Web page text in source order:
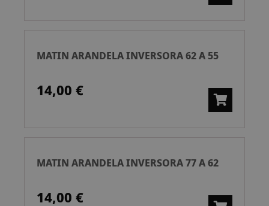
MATIN ARANDELA INVERSORA 62 A 55
14,00 €
MATIN ARANDELA INVERSORA 77 A 62
14,00 €